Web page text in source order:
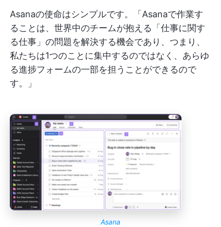
Asanaの使命はシンプルです。「Asanaで作業す
ることは、世界中のチームが抱える「仕事に関す
る仕事」の問題を解決する機会であり、つまり、
私たちは1つのことに集中するのではなく、あらゆ
る進捗フォームの一部を担うことができるので
す。」
Asana